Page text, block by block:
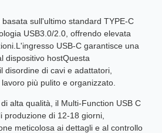
sull'ultimo standard TYPE-C
USB3.0/2.0, offrendo elevata
USB-C garantisce una
dispositivo hostQuesta
disordine di cavi e adattatori,
più pulito e organizzato.
alta qualità, il Multi-Function USB C
produzione di 12-18 giorni,
meticolosa ai dettagli e al controllo